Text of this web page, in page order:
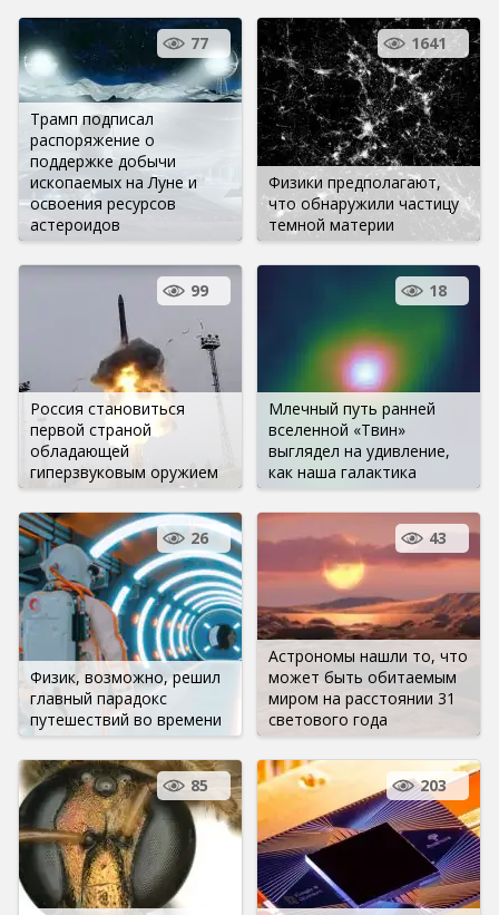
Трамп подписал
распоряжение о
поддержке добычи
ископаемых на Луне и
освоения ресурсов
астероидов
77
Физики предполагают,
что обнаружили частицу
темной материи
1641
Россия становиться
первой страной
обладающей
гиперзвуковым оружием
99
Млечный путь ранней
вселенной «Твин»
выглядел на удивление,
как наша галактика
18
Физик, возможно, решил
главный парадокс
путешествий во времени
26
Астрономы нашли то, что
может быть обитаемым
миром на расстоянии 31
светового года
43
85 203